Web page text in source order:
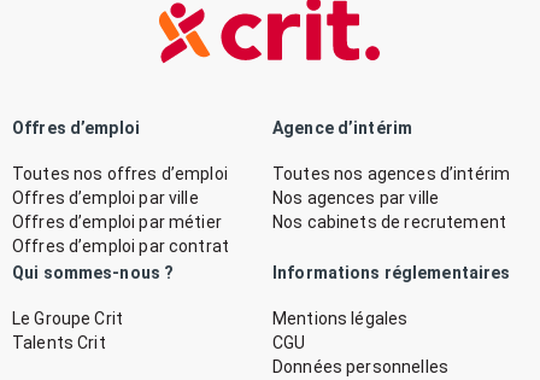
Offres d’emploi
Toutes nos offres d’emploi
Offres d’emploi par ville
Offres d’emploi par métier
Offres d’emploi par contrat
Agence d’intérim
Toutes nos agences d’intérim
Nos agences par ville
Nos cabinets de recrutement
Qui sommes-nous ?
Le Groupe Crit
Talents Crit
Informations réglementaires
Mentions légales
CGU
Données personnelles